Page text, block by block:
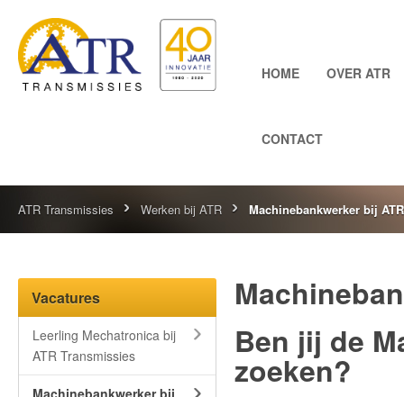
HOME OVER ATR
CONTACT
ATR Transmissies Werken bij ATR Machinebankwerker bij
Vacatures
Leerling Mechatronica bij
ATR Transmissies
Machinebankwerker bij
Ben jij de
zoeken?